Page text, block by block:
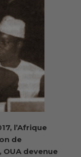
l’Afrique
de
OUA devenue